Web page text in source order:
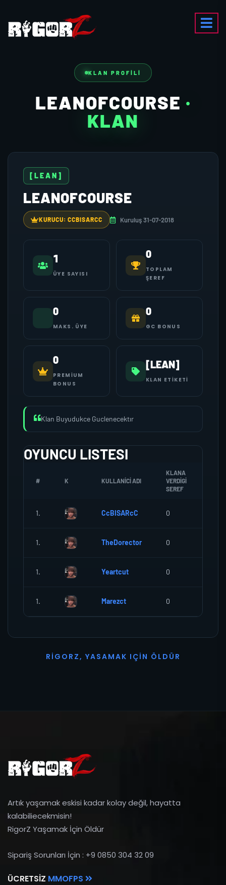
KLAN PROFILI
LEANOFCOURSE ·
KLAN
[LEAN]
LEANOFCOURSE
KURUCU: CCBISARCC Kuruluş 31-07-2018
1
ÜYE SAYISI
0
TOPLAM
ŞEREF
0
MAKS. ÜYE
0
GC BONUS
0
PREMIUM
BONUS
[LEAN]
KLAN ETIKETI
Klan Buyudukce Guclenecektır
OYUNCU LISTESI
# K KULLANICI ADI
KLANA
VERDIGI
SEREF
1. CcBISARcC 0
1. TheDorector 0
1. Yeartcut 0
1. Marezct 0
R I G O R Z, YASAMAK I ÇI N Ö L D Ü R
Artık yaşamak eskisi kadar kolay değil, hayatta
kalabiliecekmisin!
RigorZ Yaşamak İçin Öldür
Sipariş Sorunları İçin : +9 0850 304 32 09
ÜCRETSIZ MMOFPS